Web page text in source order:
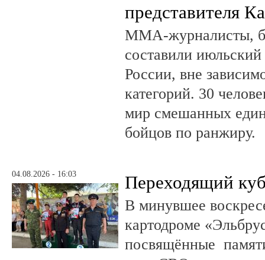
представителя
ММА-журналисты,
составили
России, вне
категорий. 30
мир смешанных
бойцов по ранжиру.
04.08.2026 - 16:03 Переходящий
В минувшее
картодроме
посвящённые